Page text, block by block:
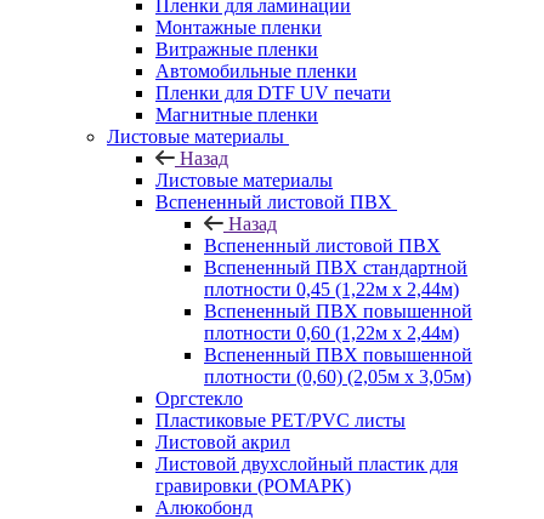
Пленки для ламинации
Монтажные пленки
Витражные пленки
Автомобильные пленки
Пленки для DTF UV печати
Магнитные пленки
Листовые материалы
Назад
Листовые материалы
Вспененный листовой ПВХ
Назад
Вспененный листовой ПВХ
Вспененный ПВХ стандартной
плотности 0,45 (1,22м х 2,44м)
Вспененный ПВХ повышенной
плотности 0,60 (1,22м х 2,44м)
Вспененный ПВХ повышенной
плотности (0,60) (2,05м х 3,05м)
Оргстекло
Пластиковые PET/PVC листы
Листовой акрил
Листовой двухслойный пластик для
гравировки (РОМАРК)
Алюкобонд